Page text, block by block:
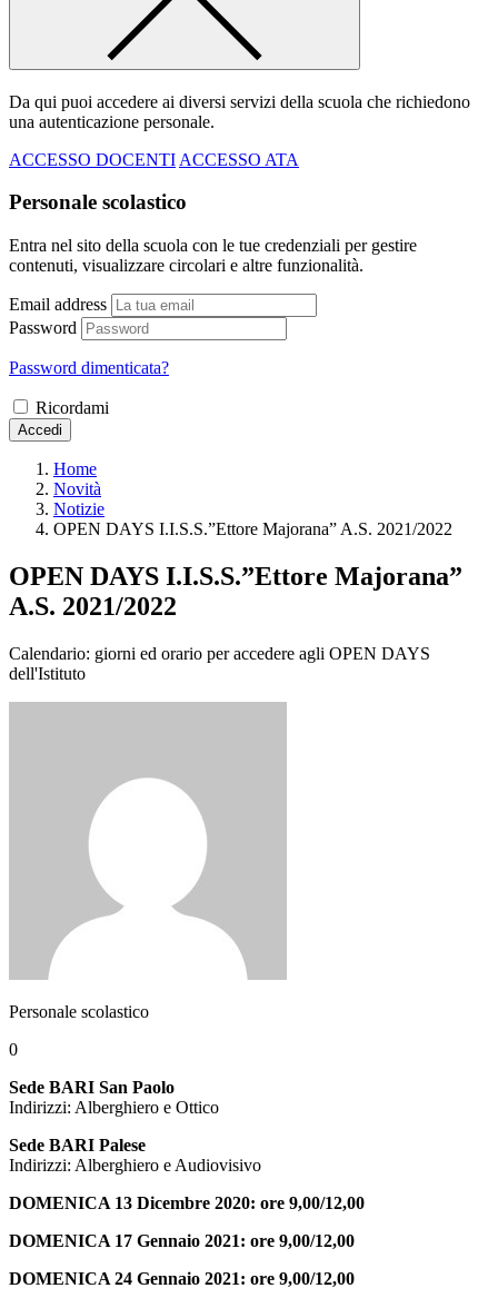
Da qui puoi accedere ai diversi servizi della scuola che richiedono
una autenticazione personale.
ACCESSO DOCENTI ACCESSO ATA
Personale scolastico
Entra nel sito della scuola con le tue credenziali per gestire
contenuti, visualizzare circolari e altre funzionalità.
Email address
Password
Password dimenticata?
Ricordami
Accedi
Home
Novità
Notizie
OPEN DAYS I.I.S.S.”Ettore Majorana” A.S. 2021/2022
OPEN DAYS I.I.S.S.”Ettore Majorana”
A.S. 2021/2022
Calendario: giorni ed orario per accedere agli OPEN DAYS
dell'Istituto
Personale scolastico
0
Sede BARI San Paolo
Indirizzi: Alberghiero e Ottico
Sede BARI Palese
Indirizzi: Alberghiero e Audiovisivo
DOMENICA 13 Dicembre 2020: ore 9,00/12,00
DOMENICA 17 Gennaio 2021: ore 9,00/12,00
DOMENICA 24 Gennaio 2021: ore 9,00/12,00